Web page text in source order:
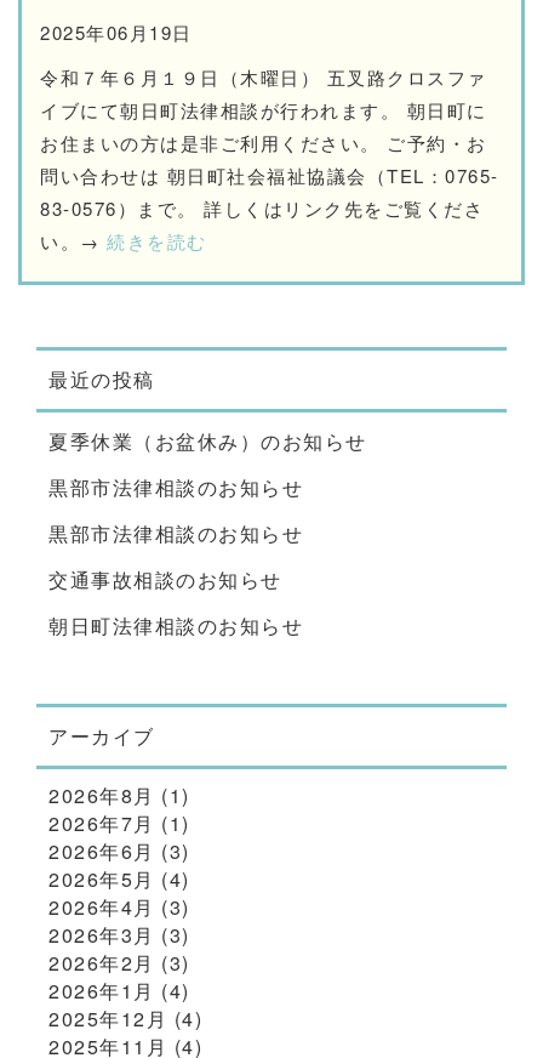
2025年06月19日
令和７年６月１９日（木曜日） 五叉路クロスファ
イブにて朝日町法律相談が行われます。 朝日町に
お住まいの方は是非ご利用ください。 ご予約・お
問い合わせは 朝日町社会福祉協議会（TEL：0765-
83-0576）まで。 詳しくはリンク先をご覧くださ
い。→ 続きを読む
最近の投稿
夏季休業（お盆休み）のお知らせ
黒部市法律相談のお知らせ
黒部市法律相談のお知らせ
交通事故相談のお知らせ
朝日町法律相談のお知らせ
アーカイブ
2026年8月 (1)
2026年7月 (1)
2026年6月 (3)
2026年5月 (4)
2026年4月 (3)
2026年3月 (3)
2026年2月 (3)
2026年1月 (4)
2025年12月 (4)
2025年11月 (4)